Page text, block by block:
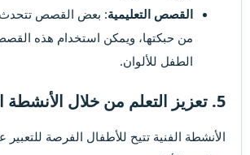
القصص التعليمية: بعض القصص تتحدث
من حبكتها، ويمكن استخدام هذه
الطفل للألوان.
5. تعزيز التعلم من خلال الأنشطة الفنية​
الأنشطة الفنية تتيح للأطفال الفرصة للتعبير